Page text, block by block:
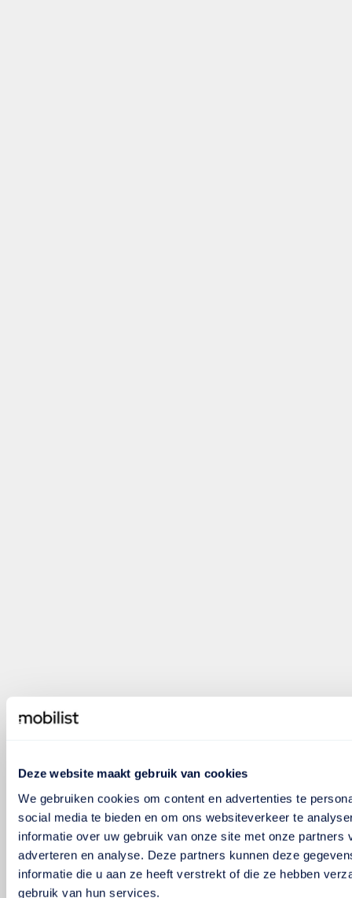
Deze website maakt gebruik van cookies
We gebruiken cookies om content en advertenties te
social media te bieden en om ons websiteverkeer te
informatie over uw gebruik van onze site met onze partners
adverteren en analyse. Deze partners kunnen deze
informatie die u aan ze heeft verstrekt of die ze hebben
gebruik van hun services.